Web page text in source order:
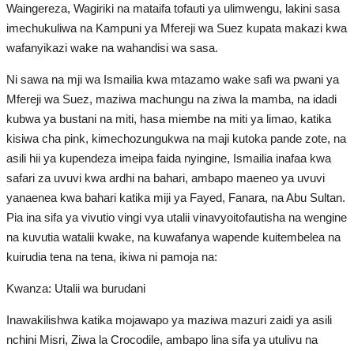
Kanuni na Masharti
Waanzilishi
Waanzilishi wa Umoja wa Afrika
Waanzilishi wa Taasisi maarufu zaidi
ya NAM
Wachunguzi
Raia wa ulimwengu mzima
Waingereza, Wagiriki na mataifa tofauti ya ulimwengu, lakini sasa
imechukuliwa na Kampuni ya Mfereji wa Suez kupata makazi kwa
wafanyikazi wake na wahandisi wa sasa.
Ni sawa na mji wa Ismailia kwa mtazamo wake safi wa pwani ya
Mfereji wa Suez, maziwa machungu na ziwa la mamba, na idadi
kubwa ya bustani na miti, hasa miembe na miti ya limao, katika
kisiwa cha pink, kimechozungukwa na maji kutoka pande zote, na
asili hii ya kupendeza imeipa faida nyingine, Ismailia inafaa kwa
safari za uvuvi kwa ardhi na bahari, ambapo maeneo ya uvuvi
yanaenea kwa bahari katika miji ya Fayed, Fanara, na Abu Sultan.
Pia ina sifa ya vivutio vingi vya utalii vinavyoitofautisha na wengine
na kuvutia watalii kwake, na kuwafanya wapende kuitembelea na
kuirudia tena na tena, ikiwa ni pamoja na:
Kwanza: Utalii wa burudani
Inawakilishwa katika mojawapo ya maziwa mazuri zaidi ya asili
nchini Misri, Ziwa la Crocodile, ambapo lina sifa ya utulivu na